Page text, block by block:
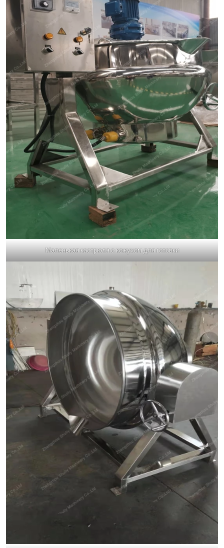
Маленькая кастрюля с кожухом для готовки